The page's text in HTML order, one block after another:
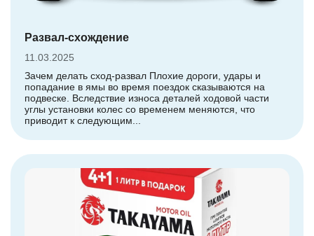
Развал-схождение
11.03.2025
Зачем делать сход-развал Плохие дороги, удары и
попадание в ямы во время поездок сказываются на
подвеске. Вследствие износа деталей ходовой части
углы установки колес со временем меняются, что
приводит к следующим...